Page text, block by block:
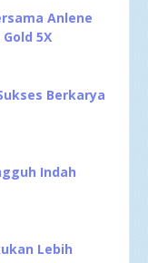
Anlene
5X
Berkarya
Indah
Lebih